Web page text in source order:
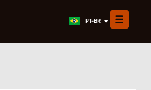
PT-BR
ES